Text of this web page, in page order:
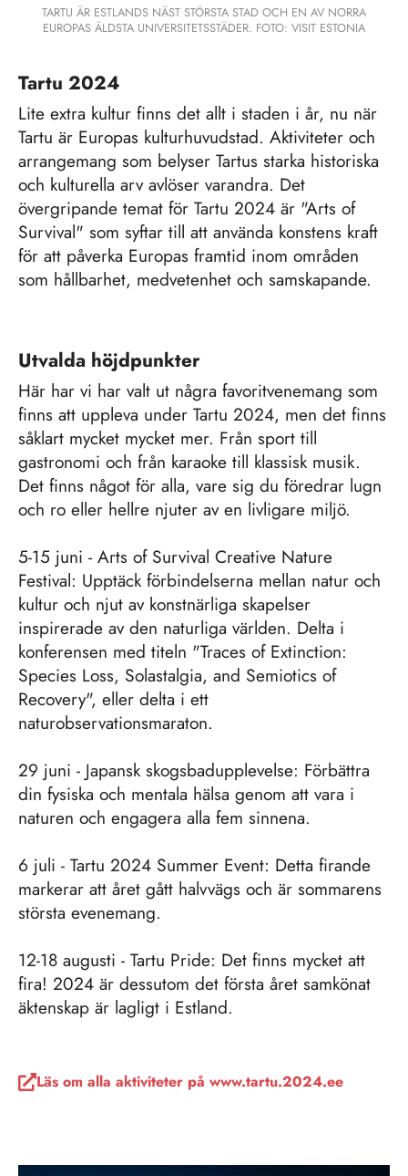
TARTU ÄR ESTLANDS NÄST STÖRSTA STAD OCH EN AV NORRA
EUROPAS ÄLDSTA UNIVERSITETSSTÄDER. FOTO: VISIT ESTONIA
Tartu 2024
Lite extra kultur finns det allt i staden i år, nu när
Tartu är Europas kulturhuvudstad. Aktiviteter och
arrangemang som belyser Tartus starka historiska
och kulturella arv avlöser varandra. Det
övergripande temat för Tartu 2024 är "Arts of
Survival" som syftar till att använda konstens kraft
för att påverka Europas framtid inom områden
som hållbarhet, medvetenhet och samskapande.
Utvalda höjdpunkter
Här har vi har valt ut några favoritvenemang som
finns att uppleva under Tartu 2024, men det finns
såklart mycket mycket mer. Från sport till
gastronomi och från karaoke till klassisk musik.
Det finns något för alla, vare sig du föredrar lugn
och ro eller hellre njuter av en livligare miljö.
5-15 juni - Arts of Survival Creative Nature
Festival: Upptäck förbindelserna mellan natur och
kultur och njut av konstnärliga skapelser
inspirerade av den naturliga världen. Delta i
konferensen med titeln "Traces of Extinction:
Species Loss, Solastalgia, and Semiotics of
Recovery", eller delta i ett
naturobservationsmaraton.
29 juni - Japansk skogsbadupplevelse: Förbättra
din fysiska och mentala hälsa genom att vara i
naturen och engagera alla fem sinnena.
6 juli - Tartu 2024 Summer Event: Detta firande
markerar att året gått halvvägs och är sommarens
största evenemang.
12-18 augusti - Tartu Pride: Det finns mycket att
fira! 2024 är dessutom det första året samkönat
äktenskap är lagligt i Estland.
Läs om alla aktiviteter på www.tartu.2024.ee